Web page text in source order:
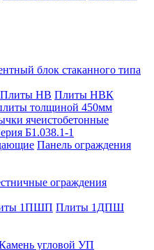
блок стаканного типа
Плиты НВ Плиты НВК
толщиной 450мм
ячеистобетонные
Б1.038.1-1
Панель ограждения
ограждения
1ПШП Плиты 1ДПШ
угловой УП